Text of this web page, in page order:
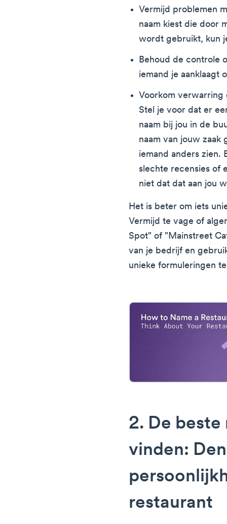
Vermijd problemen
naam kiest die door
wordt gebruikt, kun
Behoud de controle
iemand je aanklaagt
Voorkom verwarring
Stel je voor dat er
naam bij jou in de
naam van jouw zaak
iemand anders zien.
slechte recensies of
niet dat dat aan jou
Het is beter om iets
Vermijd te vage of
Spot" of "Mainstreet
van je bedrijf en
unieke formuleringen
2. De
vinden:
restaurant